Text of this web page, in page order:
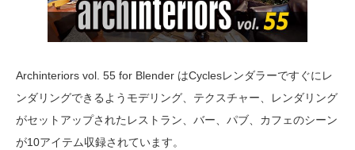
Archinteriors vol. 55 for Blender はCyclesレンダラーですぐにレ
ンダリングできるようモデリング、テクスチャー、レンダリング
がセットアップされたレストラン、バー、パブ、カフェのシーン
が10アイテム収録されています。